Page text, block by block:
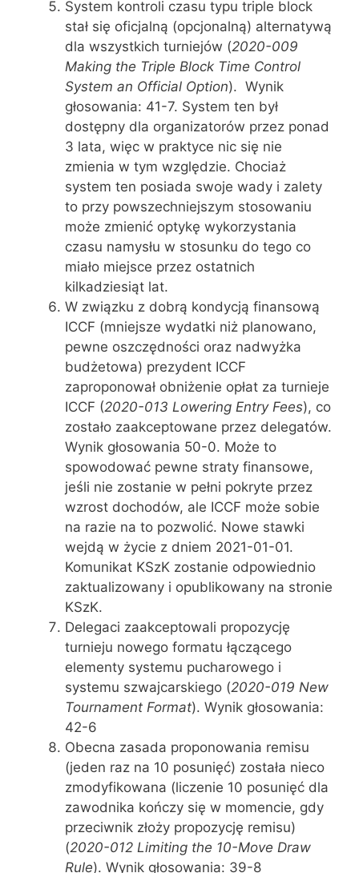
System kontroli czasu typu triple block
stał się oficjalną (opcjonalną) alternatywą
dla wszystkich turniejów (2020-009
Making the Triple Block Time Control
System an Official Option). Wynik
głosowania: 41-7. System ten był
dostępny dla organizatorów przez ponad
3 lata, więc w praktyce nic się nie
zmienia w tym względzie. Chociaż
system ten posiada swoje wady i zalety
to przy powszechniejszym stosowaniu
może zmienić optykę wykorzystania
czasu namysłu w stosunku do tego co
miało miejsce przez ostatnich
kilkadziesiąt lat.
W związku z dobrą kondycją finansową
ICCF (mniejsze wydatki niż planowano,
pewne oszczędności oraz nadwyżka
budżetowa) prezydent ICCF
zaproponował obniżenie opłat za turnieje
ICCF (2020-013 Lowering Entry Fees), co
zostało zaakceptowane przez delegatów.
Wynik głosowania 50-0. Może to
spowodować pewne straty finansowe,
jeśli nie zostanie w pełni pokryte przez
wzrost dochodów, ale ICCF może sobie
na razie na to pozwolić. Nowe stawki
wejdą w życie z dniem 2021-01-01.
Komunikat KSzK zostanie odpowiednio
zaktualizowany i opublikowany na stronie
KSzK.
Delegaci zaakceptowali propozycję
turnieju nowego formatu łączącego
elementy systemu pucharowego i
systemu szwajcarskiego (2020-019 New
Tournament Format). Wynik głosowania:
42-6
Obecna zasada proponowania remisu
(jeden raz na 10 posunięć) została nieco
zmodyfikowana (liczenie 10 posunięć dla
zawodnika kończy się w momencie, gdy
przeciwnik złoży propozycję remisu)
(2020-012 Limiting the 10-Move Draw
Rule). Wynik głosowania: 39-8